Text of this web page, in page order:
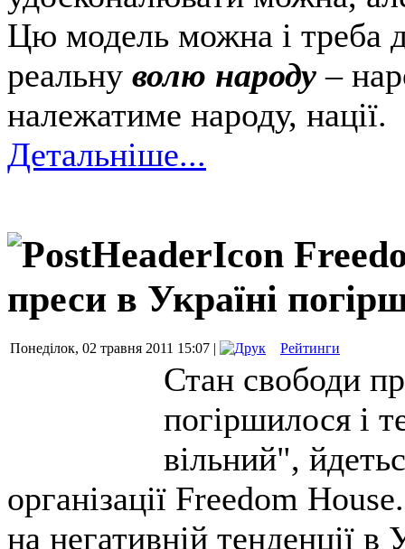
Цю модель можна і треба
реальну волю народу–
належатиме народу, нації.
Детальніше...
преси в Україні
Понеділок, 02 травня 2011 15:07 | Рейтинги
Стан свободи
погіршилося і
вільний",
організації Freedom House.
на негативній тенденції в